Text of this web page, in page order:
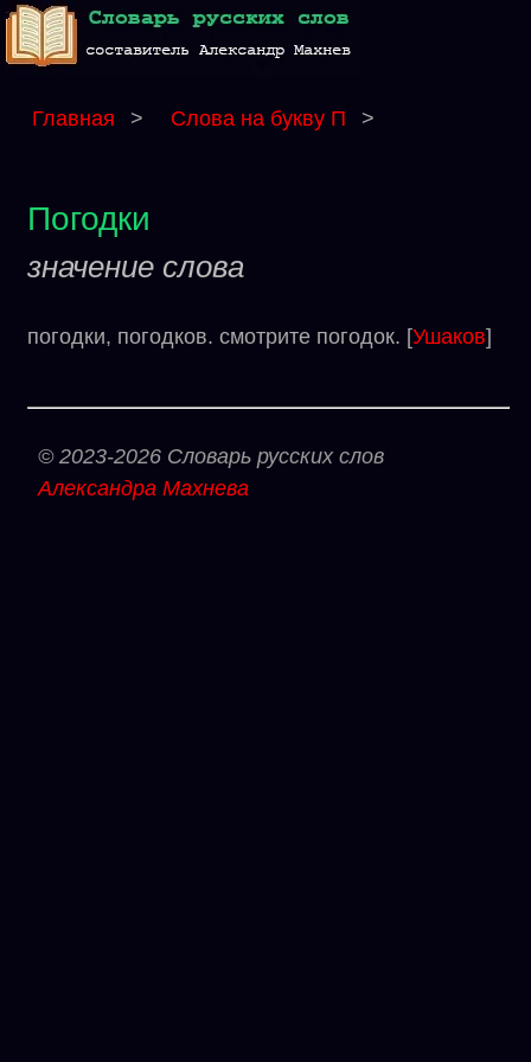
Главная > Слова на букву П >
Погодки
значение слова
погодки, погодков. смотрите погодок. [Ушаков]
© 2023-2026 Словарь русских слов
Александра Махнева